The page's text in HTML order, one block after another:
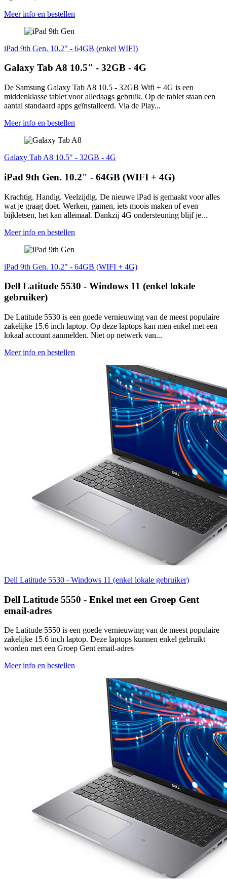
Meer info en bestellen
iPad 9th Gen. 10.2" - 64GB (enkel WIFI)
Galaxy Tab A8 10.5" - 32GB - 4G
De Samsung Galaxy Tab A8 10.5 - 32GB Wifi + 4G is een
middenklasse tablet voor alledaags gebruik. Op de tablet staan een
aantal standaard apps geïnstalleerd. Via de Play...
Meer info en bestellen
Galaxy Tab A8 10.5" - 32GB - 4G
iPad 9th Gen. 10.2" - 64GB (WIFI + 4G)
Krachtig. Handig. Veelzijdig. De nieuwe iPad is gemaakt voor alles
wat je graag doet. Werken, gamen, iets moois maken of even
bijkletsen, het kan allemaal. Dankzij 4G ondersteuning blijf je...
Meer info en bestellen
iPad 9th Gen. 10.2" - 64GB (WIFI + 4G)
Dell Latitude 5530 - Windows 11 (enkel lokale
gebruiker)
De Latitude 5530 is een goede vernieuwing van de meest populaire
zakelijke 15.6 inch laptop. Op deze laptops kan men enkel met een
lokaal account aanmelden. Niet op netwerk van...
Meer info en bestellen
Dell Latitude 5530 - Windows 11 (enkel lokale gebruiker)
Dell Latitude 5550 - Enkel met een Groep Gent
email-adres
De Latitude 5550 is een goede vernieuwing van de meest populaire
zakelijke 15.6 inch laptop. Deze laptops kunnen enkel gebruikt
worden met een Groep Gent email-adres
Meer info en bestellen